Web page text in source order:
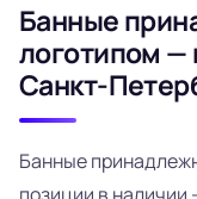
Банные
логотипом —
Санкт-
Банные